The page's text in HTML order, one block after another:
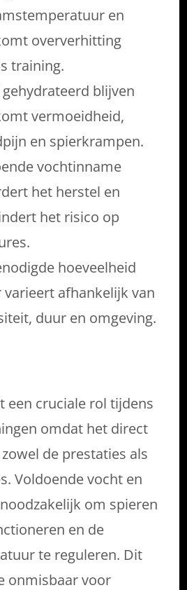
en
oververhitting
training.
gehydrateerd blijven
vermoeidheid,
en spierkrampen.
vochtinname
het herstel en
het risico op
hoeveelheid
varieert afhankelijk van
duur en omgeving.
een cruciale rol tijdens
omdat het direct
de prestaties als
Voldoende vocht en
om spieren
en de
te reguleren. Dit
onmisbaar voor